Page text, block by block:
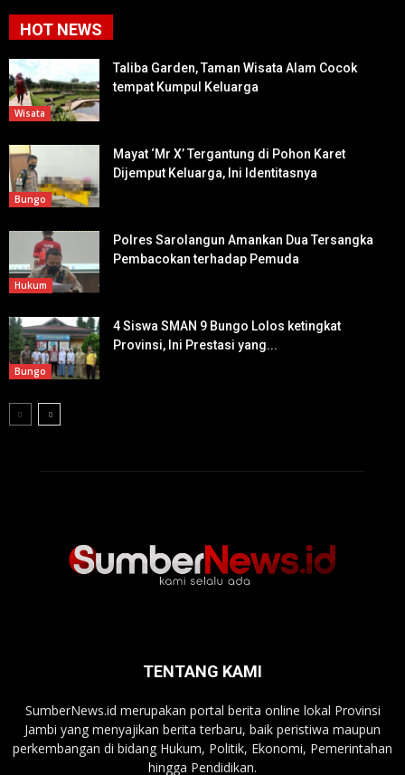
HOT NEWS
Wisata
Taliba Garden, Taman Wisata Alam Cocok
tempat Kumpul Keluarga
Bungo
Mayat ‘Mr X’ Tergantung di Pohon Karet
Dijemput Keluarga, Ini Identitasnya
Hukum
Polres Sarolangun Amankan Dua Tersangka
Pembacokan terhadap Pemuda
Bungo
4 Siswa SMAN 9 Bungo Lolos ketingkat
Provinsi, Ini Prestasi yang...
TENTANG KAMI
SumberNews.id merupakan portal berita online lokal Provinsi
Jambi yang menyajikan berita terbaru, baik peristiwa maupun
perkembangan di bidang Hukum, Politik, Ekonomi, Pemerintahan
hingga Pendidikan.